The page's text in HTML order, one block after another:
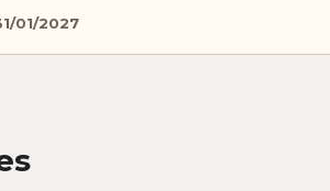
01/2027